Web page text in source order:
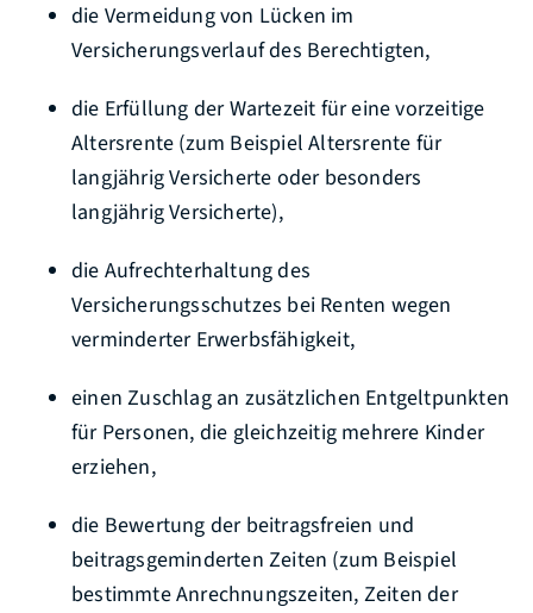
die Vermeidung von Lücken im
Versicherungsverlauf des Berechtigten,
die Erfüllung der Wartezeit für eine vorzeitige
Altersrente (zum Beispiel Altersrente für
langjährig Versicherte oder besonders
langjährig Versicherte),
die Aufrechterhaltung des
Versicherungsschutzes bei Renten wegen
verminderter Erwerbsfähigkeit,
einen Zuschlag an zusätzlichen Entgeltpunkten
für Personen, die gleichzeitig mehrere Kinder
erziehen,
die Bewertung der beitragsfreien und
beitragsgeminderten Zeiten (zum Beispiel
bestimmte Anrechnungszeiten, Zeiten der